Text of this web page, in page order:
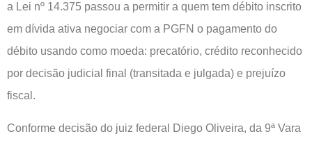
a Lei nº 14.375 passou a permitir a quem tem débito inscrito
em dívida ativa negociar com a PGFN o pagamento do
débito usando como moeda: precatório, crédito reconhecido
por decisão judicial final (transitada e julgada) e prejuízo
fiscal.
Conforme decisão do juiz federal Diego Oliveira, da 9ª Vara